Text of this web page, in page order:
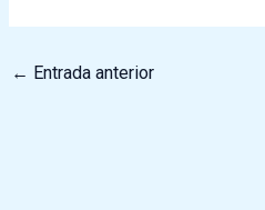
← Entrada anterior